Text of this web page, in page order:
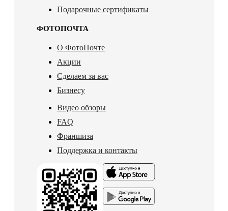
Подарочные сертификаты
ФОТОПОЧТА
О ФотоПочте
Акции
Сделаем за вас
Бизнесу
Видео обзоры
FAQ
Франшиза
Поддержка и контакты